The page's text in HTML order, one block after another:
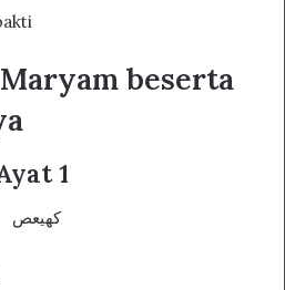
beserta
1
كهيعص